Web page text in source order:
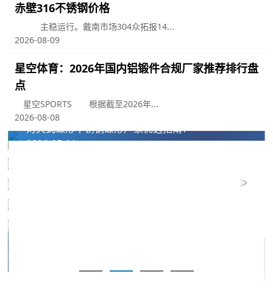
赤壁316不锈钢价格
主稳运行。戴南市场304众拓报14...
2026-08-09
星空体育：2026年国内铝锻件合规厂家推荐排行盘
点
星空SPORTS 根据截至2026年...
2026-08-08
2026止回阀厂家推荐法兰式止回阀法兰消声对夹式船用
对夹式蝶形不锈钢蝶形厂家优选指南！
2026-05-11